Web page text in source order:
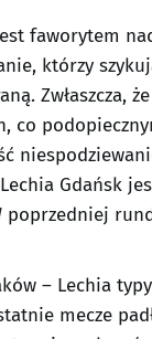
faworytem
którzy
co
Gdańsk
poprzedniej
– Lechia
mecze